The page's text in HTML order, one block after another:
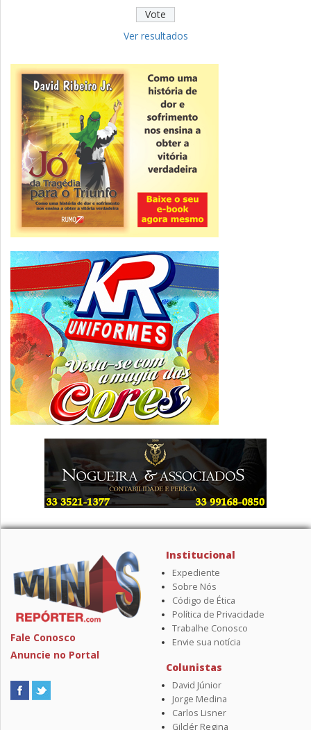
Fies: pré-selecionados têm até terça
para complementar informações
Novidade
CNPJ alfanumérico começa a ser emitido
nesta sexta
ver todas »
Ver resultados
Fale Conosco
Anuncie no Portal
Institucional
Expediente
Sobre Nós
Código de Ética
Política de Privacidade
Trabalhe Conosco
Envie sua notícia
Colunistas
David Júnior
Jorge Medina
Carlos Lisner
Gilclér Regina